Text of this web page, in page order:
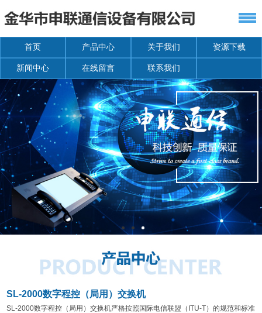
首页 产品中心 关于我们 资源下载
新闻中心 在线留言 联系我们
SL-2000数字程控（局用）交换机
SL-2000数字程控（局用）交换机严格按照国际电信联盟（ITU-T）的规范和标准